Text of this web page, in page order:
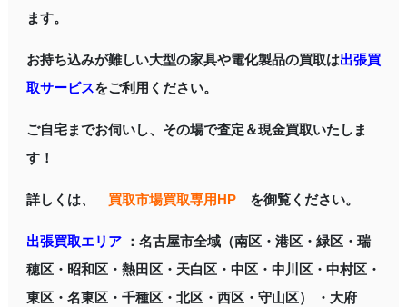
ます。
お持ち込みが難しい大型の家具や電化製品の買取は出張買
取サービスをご利用ください。
ご自宅までお伺いし、その場で査定＆現金買取いたしま
す！
詳しくは、 買取市場買取専用HPを御覧ください。
出張買取エリア：名古屋市全域（南区・港区・緑区・瑞
穂区・昭和区・熱田区・天白区・中区・中川区・中村区・
東区・名東区・千種区・北区・西区・守山区） ・大府